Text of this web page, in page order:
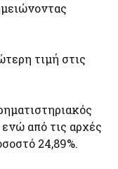
τιμή στις
από τις αρχές
24,89%.